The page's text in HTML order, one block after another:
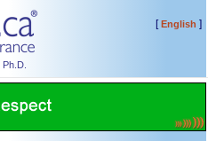
[English ]